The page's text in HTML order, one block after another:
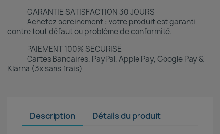
GARANTIE SATISFACTION 30 JOURS
Achetez sereinement : votre produit est garanti
contre tout défaut ou problème de conformité.
PAIEMENT 100% SÉCURISÉ
Cartes Bancaires, PayPal, Apple Pay, Google Pay &
Klarna (3x sans frais)
Description Détails du produit